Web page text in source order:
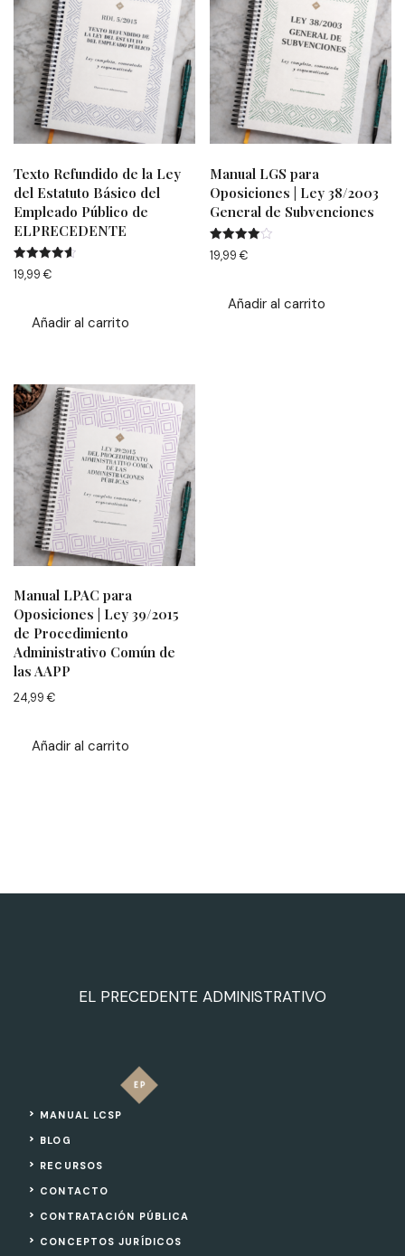
Texto Refundido de la Ley
del Estatuto Básico del
Empleado Público de
ELPRECEDENTE
Valorado
con
19,99€
Añadir al carrito
Manual LGS para
Oposiciones | Ley 38/2003
General de Subvenciones
Valorado
con
19,99€
Añadir al carrito
Manual LPAC para
Oposiciones | Ley 39/2015
de Procedimiento
Administrativo Común de
las AAPP
24,99€
Añadir al carrito
EL PRECEDENTE ADMINISTRATIVO
MANUAL LCSP
BLOG
RECURSOS
CONTACTO
CONTRATACIÓN PÚBLICA
CONCEPTOS JURÍDICOS